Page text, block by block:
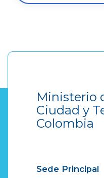
Ministerio
Ciudad y
Colombia
Sede Principal